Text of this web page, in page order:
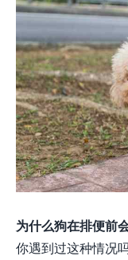
为什么狗在排便前
你遇到过这种情况